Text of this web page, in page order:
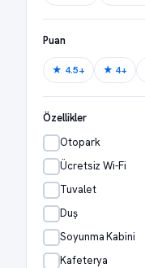
Puan
★ 4.5+ ★ 4+
Özellikler
Otopark
Ücretsiz Wi-Fi
Tuvalet
Duş
Soyunma Kabini
Kafeterya